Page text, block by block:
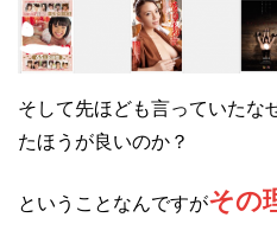
そして先ほども言っていたな
たほうが良いのか？
ということなんですがその